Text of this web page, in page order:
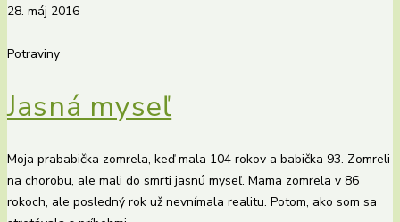
28. máj 2016
Potraviny
Jasná myseľ
Moja prababička zomrela, keď mala 104 rokov a babička 93. Zomreli
na chorobu, ale mali do smrti jasnú myseľ. Mama zomrela v 86
rokoch, ale posledný rok už nevnímala realitu. Potom, ako som sa